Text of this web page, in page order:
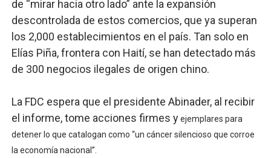
de “mirar hacia otro lado” ante la expansión
descontrolada de estos comercios, que ya superan
los 2,000 establecimientos en el país. Tan solo en
Elías Piña, frontera con Haití, se han detectado más
de 300 negocios ilegales de origen chino.
La FDC espera que el presidente Abinader, al recibir
el informe, tome acciones firmes yejemplares para
detener lo que catalogan como “un cáncer silencioso que corroe
la economía nacional”.